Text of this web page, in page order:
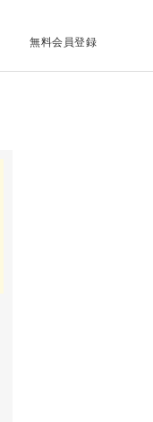
無料会員登録